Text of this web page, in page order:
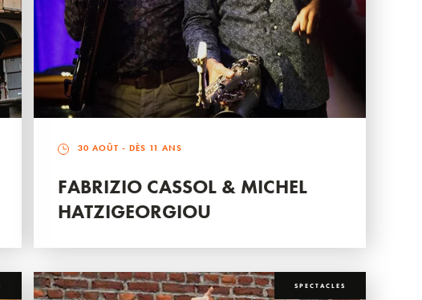
30 AOÛT - DÈS 11 ANS
FABRIZIO CASSOL & MICHEL
HATZIGEORGIOU
SPECTACLES